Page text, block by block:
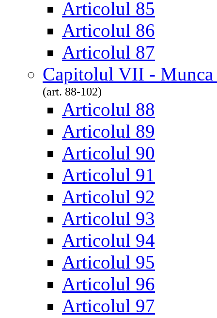
Articolul 85
Articolul 86
Articolul 87
Capitolul VII - Munca
(art. 88-102)
Articolul 88
Articolul 89
Articolul 90
Articolul 91
Articolul 92
Articolul 93
Articolul 94
Articolul 95
Articolul 96
Articolul 97